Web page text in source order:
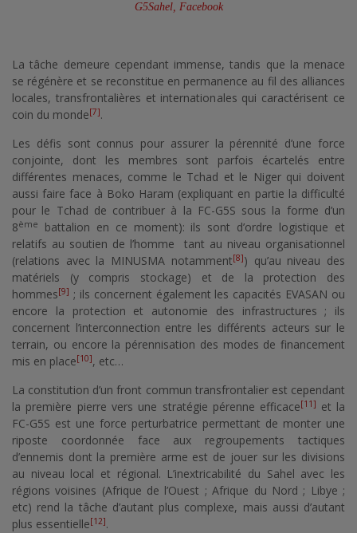
G5Sahel, Facebook
La tâche demeure cependant immense, tandis que la menace
se régénère et se reconstitue en permanence au fil des alliances
locales, transfrontalières et internationales qui caractérisent ce
coin du monde[7].
Les défis sont connus pour assurer la pérennité d’une force
conjointe, dont les membres sont parfois écartelés entre
différentes menaces, comme le Tchad et le Niger qui doivent
aussi faire face à Boko Haram (expliquant en partie la difficulté
pour le Tchad de contribuer à la FC-G5S sous la forme d’un
8ème
battalion en ce moment): ils sont d’ordre logistique et
relatifs au soutien de l’homme tant au niveau organisationnel
(relations avec la MINUSMA notamment[8]) qu’au niveau des
matériels (y compris stockage) et de la protection des
hommes[9] ; ils concernent également les capacités EVASAN ou
encore la protection et autonomie des infrastructures ; ils
concernent l’interconnection entre les différents acteurs sur le
terrain, ou encore la pérennisation des modes de financement
mis en place[10], etc…
La constitution d’un front commun transfrontalier est cependant
la première pierre vers une stratégie pérenne efficace[11] et la
FC-G5S est une force perturbatrice permettant de monter une
riposte coordonnée face aux regroupements tactiques
d’ennemis dont la première arme est de jouer sur les divisions
au niveau local et régional. L’inextricabilité du Sahel avec les
régions voisines (Afrique de l’Ouest ; Afrique du Nord ; Libye ;
etc) rend la tâche d’autant plus complexe, mais aussi d’autant
plus essentielle[12].